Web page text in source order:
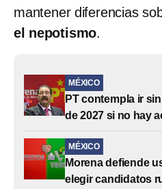
mantener diferencias
el nepotismo.
MÉXICO
PT contempla ir
de 2027 si no hay
MÉXICO
Morena defiende
elegir candidatos